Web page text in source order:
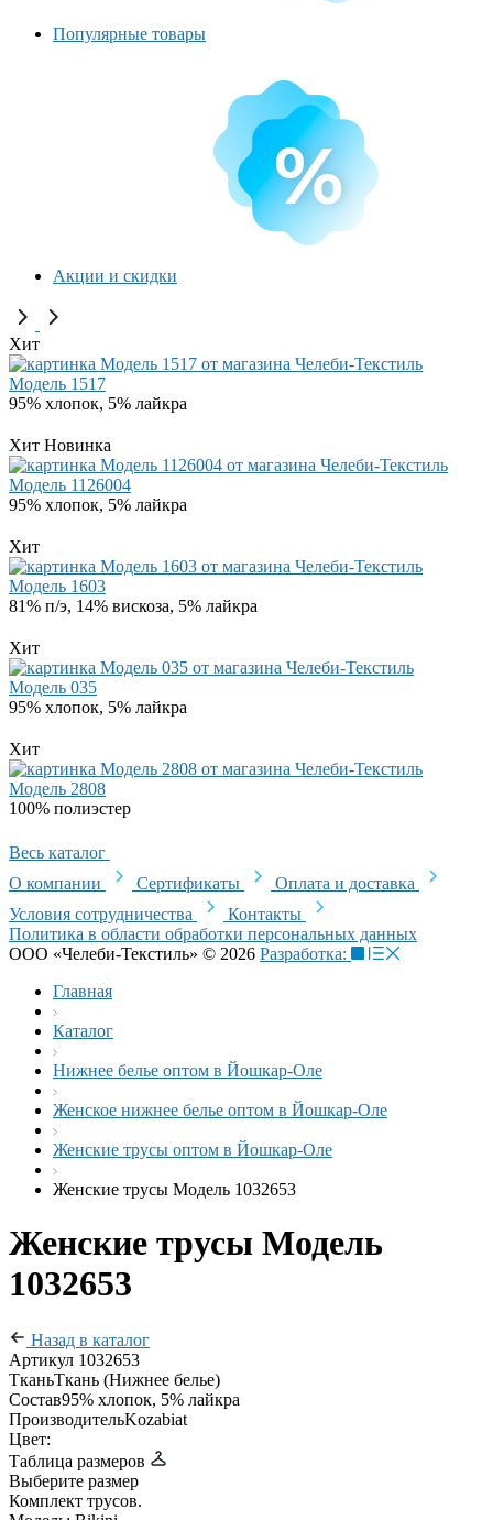
Популярные товары
Акции и скидки
Хит
Модель 1517
95% хлопок, 5% лайкра
Хит Новинка
Модель 1126004
95% хлопок, 5% лайкра
Хит
Модель 1603
81% п/э, 14% вискоза, 5% лайкра
Хит
Модель 035
95% хлопок, 5% лайкра
Хит
Модель 2808
100% полиэстер
Весь каталог
О компании
Сертификаты
Оплата и доставка
Условия сотрудничества
Контакты
Политика в области обработки персональных данных
ООО «Челеби-Текстиль» © 2026 Разработка:
Главная
Каталог
Нижнее белье оптом в Йошкар-Оле
Женское нижнее белье оптом в Йошкар-Оле
Женские трусы оптом в Йошкар-Оле
Женские трусы Модель 1032653
Женские трусы Модель
1032653
Назад в каталог
Артикул 1032653
ТканьТкань (Нижнее белье)
Состав95% хлопок, 5% лайкра
ПроизводительKozabiat
Цвет:
Таблица размеров
Выберите размер
Комплект трусов.